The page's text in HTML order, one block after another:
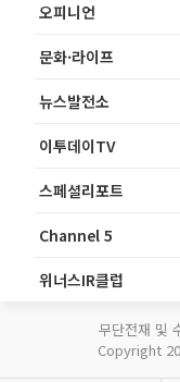
오피니언
문화·라이프
뉴스발전소
이투데이TV
스페셜리포트
Channel 5
위너스IR클럽
무단전재 및
Copyright